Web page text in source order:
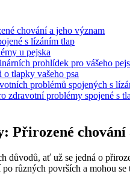
chování a jeho význam
s lízáním tlap
u pejska
prohlídek pro vášeho
tlapky vašeho psa
problémů spojených s
zdravotní problémy spojené s
Přirozené chování
důvodů, ať už se jedná o
různých površích a mohou se